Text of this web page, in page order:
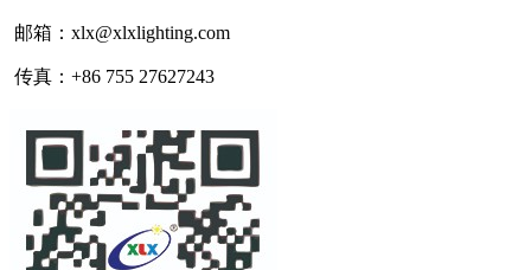
邮箱：xlx@xlxlighting.com
传真：+86 755 27627243